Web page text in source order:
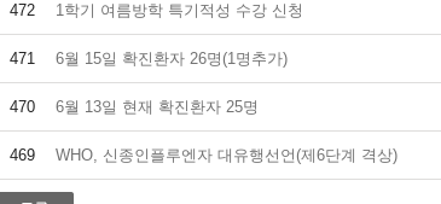
472 1학기 여름방학 특기적성 수강 신청
471 6월 15일 확진환자 26명(1명추가)
470 6월 13일 현재 확진환자 25명
469 WHO, 신종인플루엔자 대유행선언(제6단계 격상)